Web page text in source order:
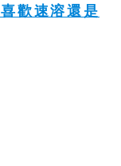
歡速溶還是